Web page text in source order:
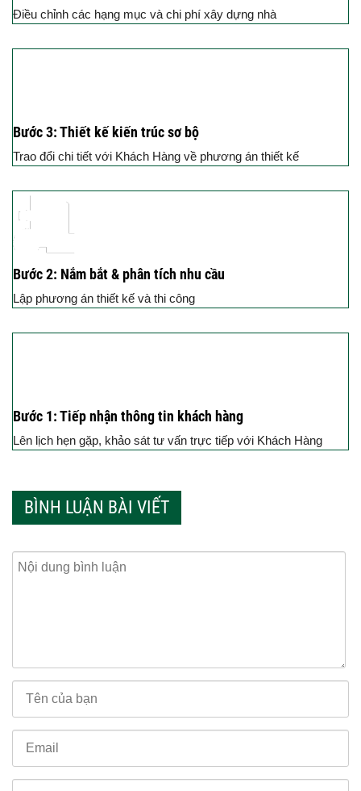
Điều chỉnh các hạng mục và chi phí xây dựng nhà
Bước 3: Thiết kế kiến trúc sơ bộ
Trao đổi chi tiết với Khách Hàng về phương án thiết kế
Bước 2: Nắm bắt & phân tích nhu cầu
Lập phương án thiết kế và thi công
Bước 1: Tiếp nhận thông tin khách hàng
Lên lịch hẹn gặp, khảo sát tư vấn trực tiếp với Khách Hàng
BÌNH LUẬN BÀI VIẾT